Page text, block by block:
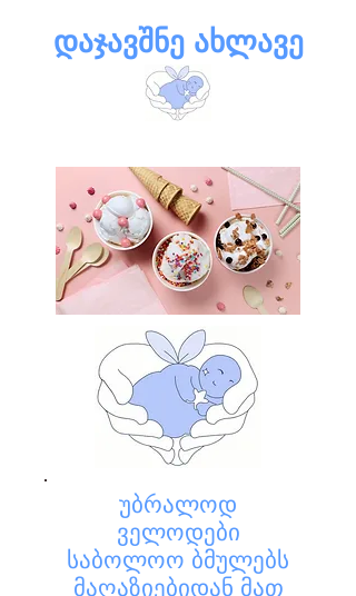
დაჯავშნე ახლავე
უბრალოდ
ველოდები
საბოლოო ბმულებს
მაღაზიებიდან მათ